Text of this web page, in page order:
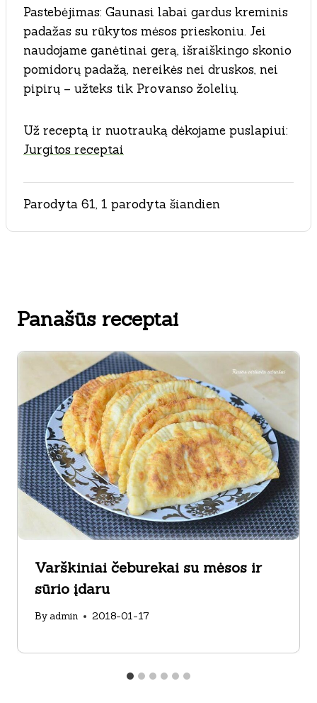
Pastebėjimas: Gaunasi labai gardus kreminis
padažas su rūkytos mėsos prieskoniu. Jei
naudojame ganėtinai gerą, išraiškingo skonio
pomidorų padažą, nereikės nei druskos, nei
pipirų – užteks tik Provanso žolelių.
Už receptą ir nuotrauką dėkojame puslapiui:
Jurgitos receptai
Parodyta 61, 1 parodyta šiandien
Panašūs receptai
Varškiniai čeburekai su mėsos ir
sūrio įdaru
By admin 2018-01-17